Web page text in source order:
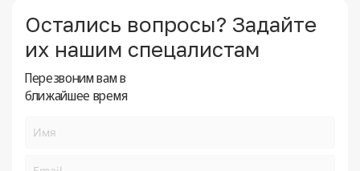
Остались вопросы? Задайте
их нашим спецалистам
Перезвоним вам в
ближайшее время